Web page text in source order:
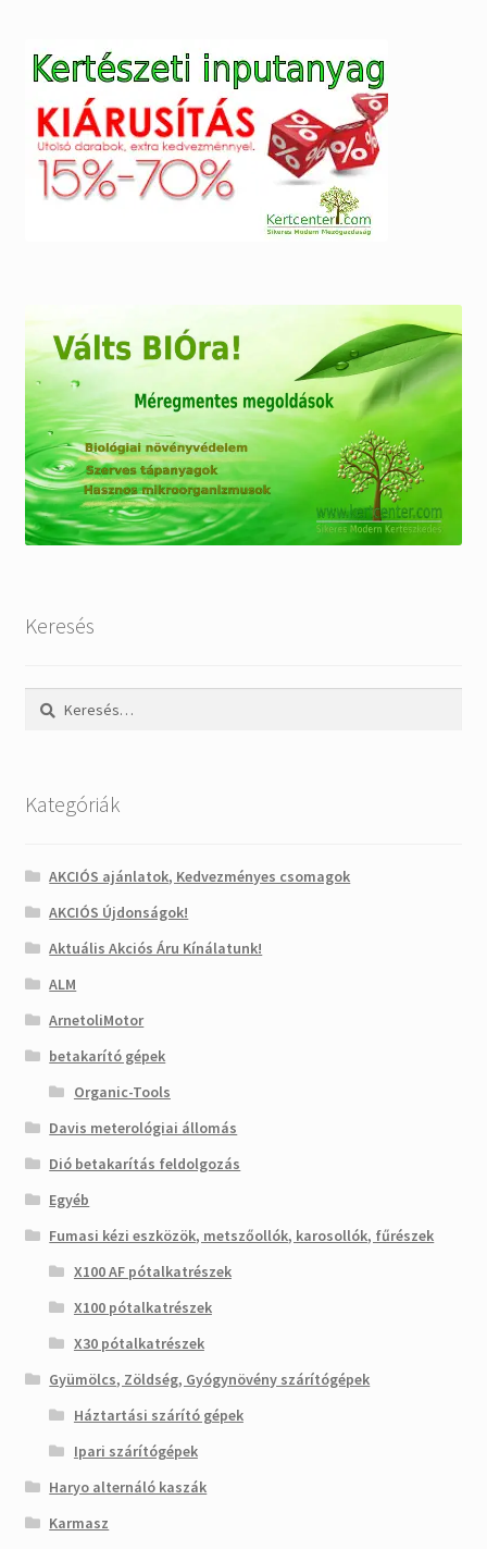
Keresés
Keresés:
Kategóriák
AKCIÓS ajánlatok, Kedvezményes csomagok
AKCIÓS Újdonságok!
Aktuális Akciós Áru Kínálatunk!
ALM
ArnetoliMotor
betakarító gépek
Organic-Tools
Davis meterológiai állomás
Dió betakarítás feldolgozás
Egyéb
Fumasi kézi eszközök, metszőollók, karosollók, fűrészek
X100 AF pótalkatrészek
X100 pótalkatrészek
X30 pótalkatrészek
Gyümölcs, Zöldség, Gyógynövény szárítógépek
Háztartási szárító gépek
Ipari szárítógépek
Haryo alternáló kaszák
Karmasz